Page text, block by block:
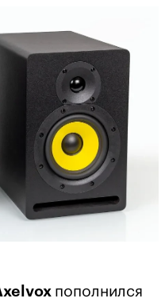
пополнился